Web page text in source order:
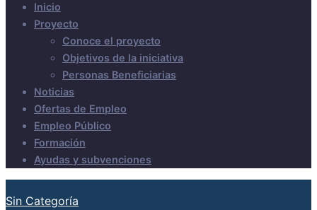
Inicio
Proyecto
Conoce el proyecto
Objetivos de la iniciativa
Personas Beneficiarias
Noticias
Ofertas de Empleo
Empleo Público
Formación
Ayudas y subvenciones
Sin Categoría